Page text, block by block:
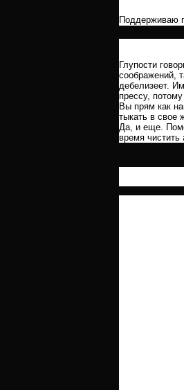
Поддерживаю
Глупости
соображений,
дебелизеет.
прессу,
Вы прям как
тыкать в свое
Да, и еще.
время